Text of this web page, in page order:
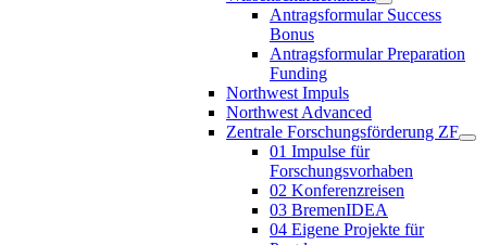
Antragsformular Success
Bonus
Antragsformular Preparation
Funding
Northwest Impuls
Northwest Advanced
Zentrale Forschungsförderung ZF
01 Impulse für
Forschungsvorhaben
02 Konferenzreisen
03 BremenIDEA
04 Eigene Projekte für